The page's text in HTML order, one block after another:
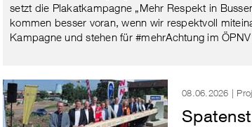
setzt die Plakatkampagne „Mehr Respekt in
kommen besser voran, wenn wir respektvoll
Kampagne und stehen für #mehrAchtung im ÖPNV
08.06.2026 |